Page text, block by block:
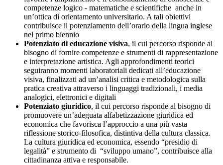
competenze logico - matematiche e scientifiche anche in
un’ottica di orientamento universitario. A tali obiettivi
contribuisce il potenziamento dell’orario della lingua inglese
nel primo biennio
Potenziato di educazione visiva, il cui percorso risponde al
bisogno di fornire competenze e strumenti di rappresentazione
e interpretazione artistica. Agli approfondimenti teorici
seguiranno momenti laboratoriali dedicati all’educazione
visiva, finalizzati ad un’analisi critica e metodologica sulla
pratica creativa attraverso i linguaggi tradizionali, i media
analogici, elettronici e digitali
Potenziato giuridico, il cui percorso risponde al bisogno di
promuovere un’adeguata alfabetizzazione giuridica ed
economica che favorisca l’approccio a una più vasta
riflessione storico-filosofica, distintiva della cultura classica.
La cultura giuridica ed economica, essendo “presidio di
legalità” e strumento di “sviluppo umano”, contribuisce alla
cittadinanza attiva e responsabile.